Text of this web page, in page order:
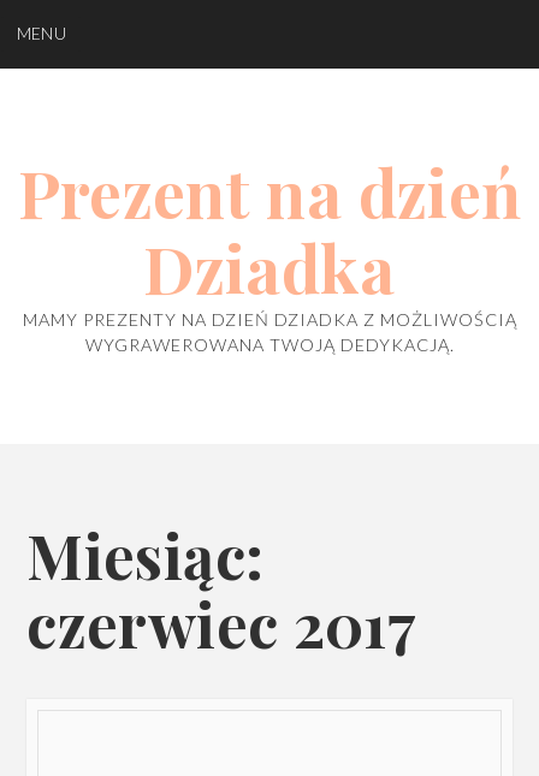
to
MENU
Prezent na dzień
Dziadka
MAMY PREZENTY NA DZIEŃ DZIADKA Z MOŻLIWOŚCIĄ
WYGRAWEROWANA TWOJĄ DEDYKACJĄ.
Miesiąc:
czerwiec 2017